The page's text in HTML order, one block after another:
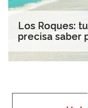
Los Roques:
precisa saber